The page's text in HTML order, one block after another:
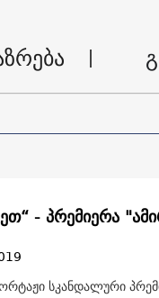
- პრემიერა
სკანდალური